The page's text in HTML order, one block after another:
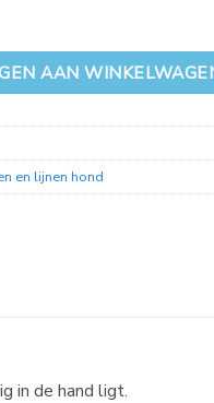
AAN
en lijnen hond
in de hand ligt.